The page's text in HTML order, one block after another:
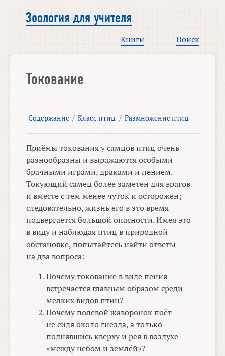
Зоология для учителя
Книги Поиск
Токование
Содержание / Класс птиц / Размножение птиц
Приёмы токования у самцов птиц очень
разнообразны и выражаются особыми
брачными играми, драками и пением.
Токующий самец более заметен для врагов
и вместе с тем менее чуток и осторожен;
следовательно, жизнь его в это время
подвергается большой опасности. Имея это
в виду и наблюдая птиц в природной
обстановке, попытайтесь найти ответы
на два вопроса:
Почему токование в виде пения
встречается главным образом среди
мелких видов птиц?
Почему полевой жаворонок поёт
не сидя около гнезда, а только
поднявшись кверху и рея в воздухе
«между небом и землёй»?